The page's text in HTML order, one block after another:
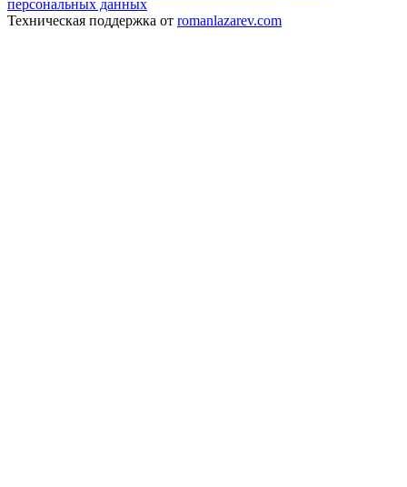
персональных данных
Техническая поддержка от romanlazarev.com